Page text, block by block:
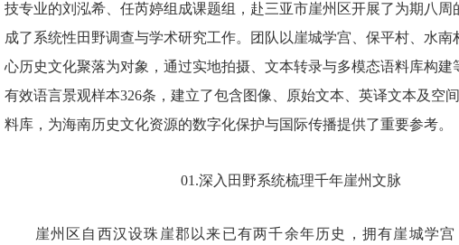
技专业的刘泓希、任芮婷组成课题组，赴三亚市崖州区开展了为期八周
成了系统性田野调查与学术研究工作。团队以崖城学宫、保平村、水南
心历史文化聚落为对象，通过实地拍摄、文本转录与多模态语料库构建
有效语言景观样本326条，建立了包含图像、原始文本、英译文本及空
料库，为海南历史文化资源的数字化保护与国际传播提供了重要参考。
01.深入田野系统梳理千年崖州文脉
崖州区自西汉设珠崖郡以来已有两千余年历史，拥有崖城学